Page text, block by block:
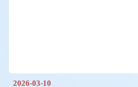
2026-03-10